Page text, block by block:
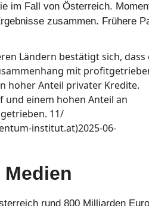
im Fall von Österreich.
zusammen. Frühere
Ländern bestätigt sich, dass
mit
hoher Anteil privater Kredite.
und einem hohen Anteil an
11/
institut.at)2025-06-
rund 800 Milliarden